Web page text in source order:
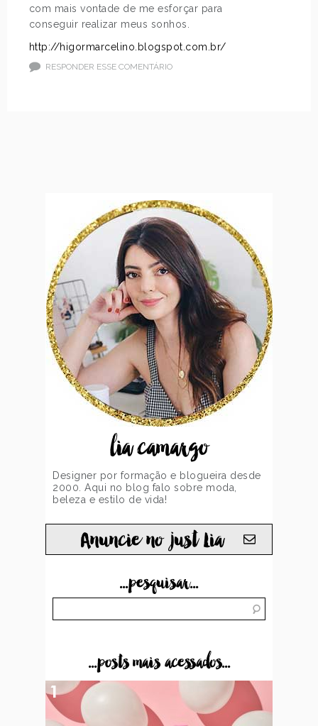
com mais vontade de me esforçar para
conseguir realizar meus sonhos.
http://higormarcelino.blogspot.com.br/
RESPONDER ESSE COMENTÁRIO
lia camargo
Designer por formação e blogueira desde
2000. Aqui no blog falo sobre moda,
beleza e estilo de vida!
Anuncie no just Lia
...pesquisar...
...posts mais acessados...
1